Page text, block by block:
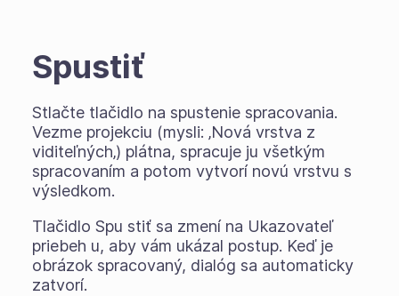
Spustiť
Stlačte tlačidlo na spustenie spracovania.
Vezme projekciu (mysli: ‚Nová vrstva z
viditeľných‚) plátna, spracuje ju všetkým
spracovaním a potom vytvorí novú vrstvu s
výsledkom.
Tlačidlo Spu stiť sa zmení na Ukazovateľ
priebeh u, aby vám ukázal postup. Keď je
obrázok spracovaný, dialóg sa automaticky
zatvorí.